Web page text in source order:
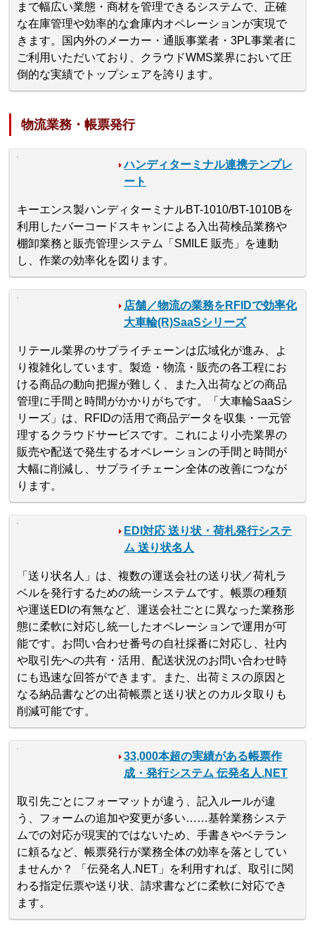
まで幅広い業態・商材を管理できるシステムで、正確
な在庫管理や効率的な倉庫内オペレーションが実現で
きます。国内外のメーカー・通販事業者・3PL事業者に
ご利用いただいており、クラウドWMS業界において圧
倒的な実績でトップシェアを誇ります。
物流業務・帳票発行
ハンディターミナル連携テンプレ
ート
キーエンス製ハンディターミナルBT-1010/BT-1010Bを
利用したバーコードスキャンによる入出荷検品業務や
棚卸業務と販売管理システム「SMILE 販売」を連動
し、作業の効率化を図ります。
店舗／物流の業務をRFIDで効率化
大車輪(R)SaaSシリーズ
リテール業界のサプライチェーンは広域化が進み、よ
り複雑化しています。製造・物流・販売の各工程にお
ける商品の動向把握が難しく、また入出荷などの商品
管理に手間と時間がかかりがちです。「大車輪SaaSシ
リーズ」は、RFIDの活用で商品データを収集・一元管
理するクラウドサービスです。これにより小売業界の
販売や配送で発生するオペレーションの手間と時間が
大幅に削減し、サプライチェーン全体の改善につなが
ります。
EDI対応 送り状・荷札発行システ
ム 送り状名人
「送り状名人」は、複数の運送会社の送り状／荷札ラ
ベルを発行するための統一システムです。帳票の種類
や運送EDIの有無など、運送会社ごとに異なった業務形
態に柔軟に対応し統一したオペレーションで運用が可
能です。お問い合わせ番号の自社採番に対応し、社内
や取引先への共有・活用、配送状況のお問い合わせ時
にも迅速な回答ができます。また、出荷ミスの原因と
なる納品書などの出荷帳票と送り状とのカルタ取りも
削減可能です。
33,000本超の実績がある帳票作
成・発行システム 伝発名人.NET
取引先ごとにフォーマットが違う、記入ルールが違
う、フォームの追加や変更が多い……基幹業務システ
ムでの対応が現実的ではないため、手書きやベテラン
に頼るなど、帳票発行が業務全体の効率を落としてい
ませんか？ 「伝発名人.NET」を利用すれば、取引に関
わる指定伝票や送り状、請求書などに柔軟に対応でき
ます。